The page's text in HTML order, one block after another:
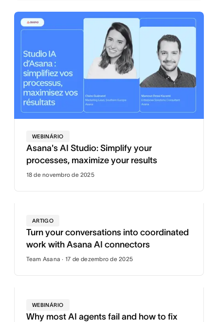
WEBINÁRIO
Asana's AI Studio: Simplify your
processes, maximize your results
18 de novembro de 2025
ARTIGO
Turn your conversations into coordinated
work with Asana AI connectors
Team Asana · 17 de dezembro de 2025
WEBINÁRIO
Why most AI agents fail and how to fix